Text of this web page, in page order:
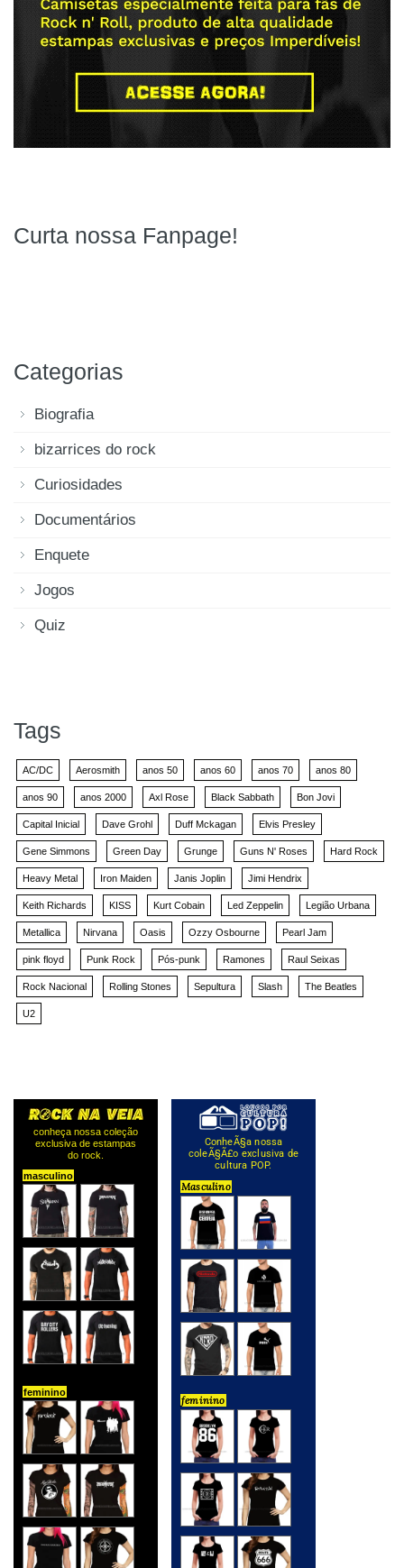
Curta nossa Fanpage!
Categorias
Biografia
bizarrices do rock
Curiosidades
Documentários
Enquete
Jogos
Quiz
Tags
AC/DC Aerosmith anos 50 anos 60 anos 70 anos 80
anos 90 anos 2000 Axl Rose Black Sabbath Bon Jovi
Capital Inicial Dave Grohl Duff Mckagan Elvis Presley
Gene Simmons Green Day Grunge Guns N' Roses Hard Rock
Heavy Metal Iron Maiden Janis Joplin Jimi Hendrix
Keith Richards KISS Kurt Cobain Led Zeppelin Legião Urbana
Metallica Nirvana Oasis Ozzy Osbourne Pearl Jam
pink floyd Punk Rock Pós-punk Ramones Raul Seixas
Rock Nacional Rolling Stones Sepultura Slash The Beatles
U2